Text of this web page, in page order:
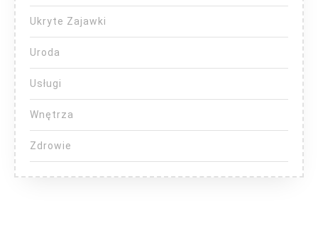
Ukryte Zajawki
Uroda
Usługi
Wnętrza
Zdrowie